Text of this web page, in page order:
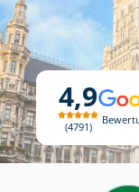
4,9
4791